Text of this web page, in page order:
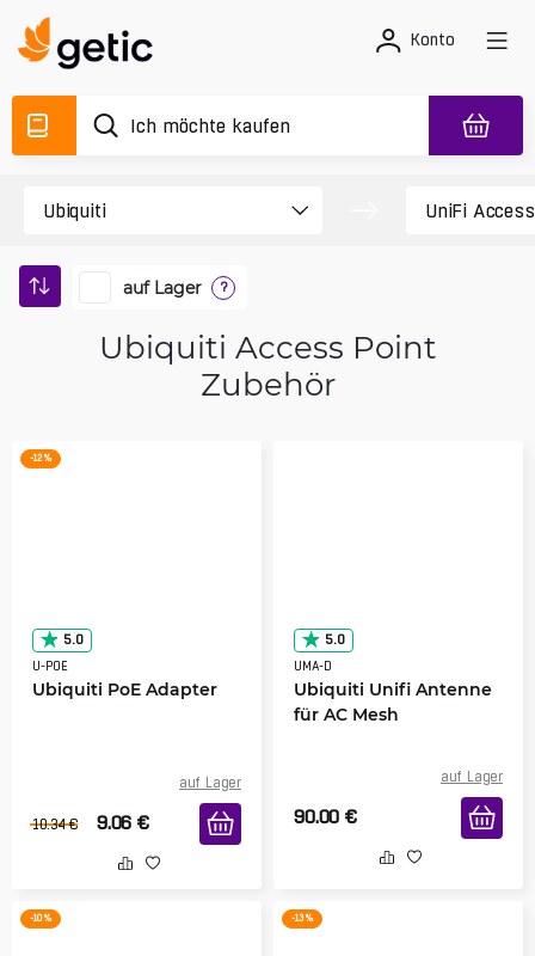
Konto
auf Lager ?
Ubiquiti Access Point
Zubehör
-12 %
5.0
U-POE
Ubiquiti PoE Adapter
auf Lager
10.34 € 9.06 €
5.0
UMA-D
Ubiquiti Unifi Antenne
für AC Mesh
auf Lager
90.00 €
-10 % -13 %